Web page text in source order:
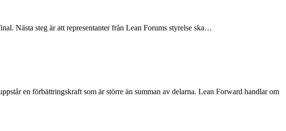
Nästa steg är att representanter från Lean Forums styrelse ska…
en förbättringskraft som är större än summan av delarna. Lean Forward handlar om